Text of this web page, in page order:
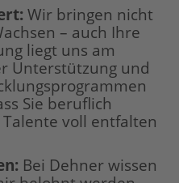
: Wir bringen nicht
– auch Ihre
liegt uns am
Unterstützung und
Sie beruflich
voll entfalten
: Bei Dehner wissen